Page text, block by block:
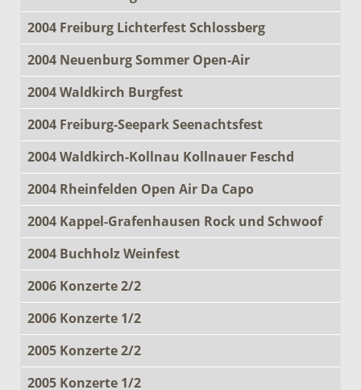
2004 Freiburg Lichterfest Schlossberg
2004 Neuenburg Sommer Open-Air
2004 Waldkirch Burgfest
2004 Freiburg-Seepark Seenachtsfest
2004 Waldkirch-Kollnau Kollnauer Feschd
2004 Rheinfelden Open Air Da Capo
2004 Kappel-Grafenhausen Rock und Schwoof
2004 Buchholz Weinfest
2006 Konzerte 2/2
2006 Konzerte 1/2
2005 Konzerte 2/2
2005 Konzerte 1/2